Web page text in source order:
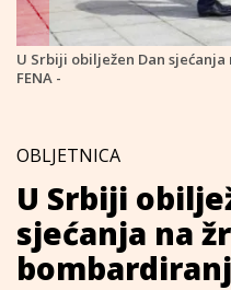
U Srbiji obilježen Dan
FENA -
OBLJETNICA
U Srbiji
sjećanja na